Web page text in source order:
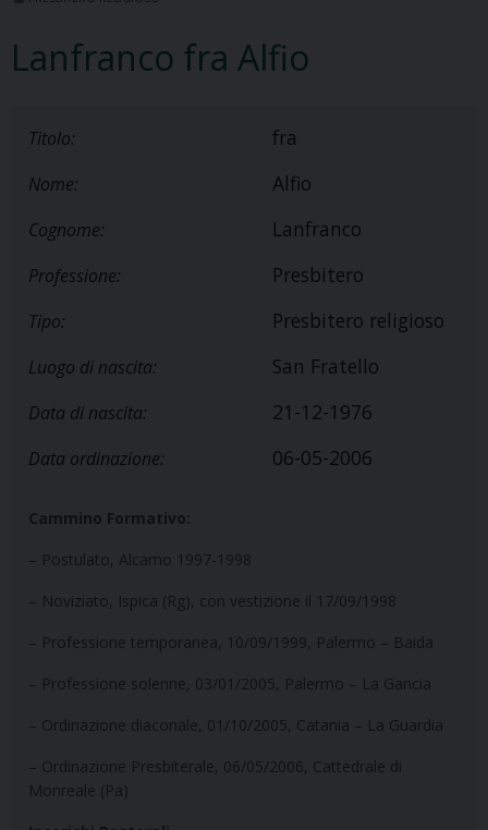
Lanfranco fra Alfio
Titolo: fra
Nome: Alfio
Cognome: Lanfranco
Professione: Presbitero
Tipo: Presbitero religioso
Luogo di nascita: San Fratello
Data di nascita: 21-12-1976
Data ordinazione: 06-05-2006
Cammino Formativo:
– Postulato, Alcamo 1997-1998
– Noviziato, Ispica (Rg), con vestizione il 17/09/1998
– Professione temporanea, 10/09/1999, Palermo – Baida
– Professione solenne, 03/01/2005, Palermo – La Gancia
– Ordinazione diaconale, 01/10/2005, Catania – La Guardia
– Ordinazione Presbiterale, 06/05/2006, Cattedrale di
Monreale (Pa)